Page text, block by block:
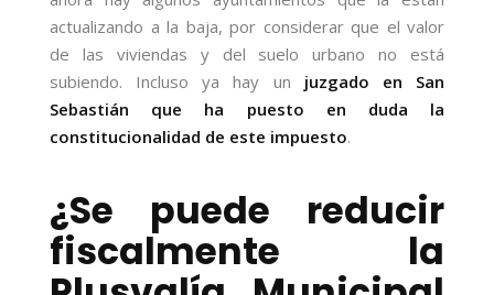
actualizando a la baja, por considerar que el valor
de las viviendas y del suelo urbano no está
subiendo. Incluso ya hay un juzgado en San
Sebastián que ha puesto en duda la
constitucionalidad de este impuesto.
¿Se puede reducir
fiscalmente la